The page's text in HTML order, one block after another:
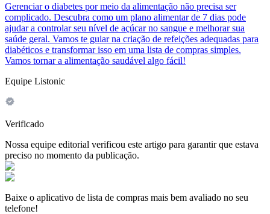
Gerenciar o diabetes por meio da alimentação não precisa ser
complicado. Descubra como um plano alimentar de 7 dias pode
ajudar a controlar seu nível de açúcar no sangue e melhorar sua
saúde geral. Vamos te guiar na criação de refeições adequadas para
diabéticos e transformar isso em uma lista de compras simples.
Vamos tornar a alimentação saudável algo fácil!
Equipe Listonic
Verificado
Nossa equipe editorial verificou este artigo para garantir que estava
preciso no momento da publicação.
Baixe o aplicativo de lista de compras mais bem avaliado no seu
telefone!